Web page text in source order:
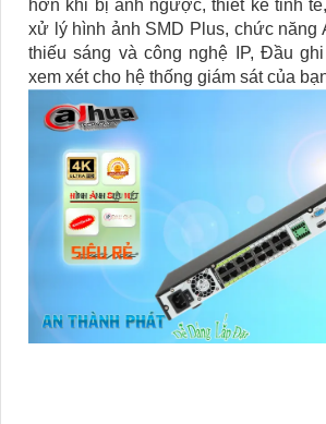
hơn khi bị ánh ngược, thiết kế tinh
xử lý hình ảnh SMD Plus, chức năng
thiếu sáng và công nghệ IP, Đầu
xem xét cho hệ thống giám sát của